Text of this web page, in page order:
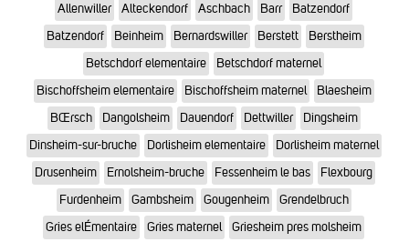
Allenwiller Alteckendorf Aschbach Barr
Batzendorf
Batzendorf
Beinheim Bernardswiller Berstett
Berstheim
Betschdorf elementaire
Betschdorf maternel
Bischoffsheim elementaire
Bischoffsheim maternel
Blaesheim
BŒrsch
Dangolsheim Dauendorf Dettwiller
Dingsheim
Dinsheim-sur-bruche
Dorlisheim elementaire
Dorlisheim maternel
Drusenheim
Ernolsheim-bruche Fessenheim le bas
Flexbourg
Furdenheim
Gambsheim Gougenheim
Grendelbruch
Gries elÉmentaire
Gries maternel
Griesheim pres molsheim